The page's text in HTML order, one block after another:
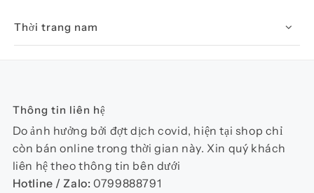
Thời trang nam
Thông tin liên hệ
Do ảnh hưởng bởi đợt dịch covid, hiện tại shop chỉ
còn bán online trong thời gian này. Xin quý khách
liên hệ theo thông tin bên dưới
Hotline / Zalo:0799888791